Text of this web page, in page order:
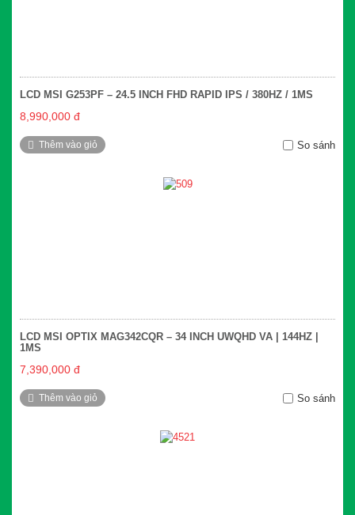
LCD MSI G253PF – 24.5 INCH FHD RAPID IPS / 380HZ / 1MS
8,990,000 đ
Thêm vào giỏ So sánh
LCD MSI OPTIX MAG342CQR – 34 INCH UWQHD VA | 144HZ |
1MS
7,390,000 đ
Thêm vào giỏ So sánh